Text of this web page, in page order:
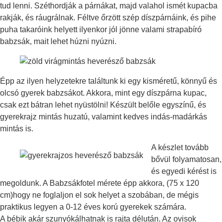
tud lenni. Széthordják a párnákat, majd valahol ismét kupacba
rakják, és ráugrálnak. Féltve őrzött szép díszpárnáink, és pihe
puha takaróink helyett ilyenkor jól jönne valami strapabíró
babzsák, mait lehet húzni nyúzni.
Épp az ilyen helyzetekre találtunk ki egy kisméretű, könnyű és
olcsó gyerek babzsákot. Akkora, mint egy díszpárna kupac,
csak ezt bátran lehet nyüstölni! Készült belőle egyszínű, és
gyerekrajz mintás huzatú, valamint kedves indás-madárkás
mintás is.
A készlet tovább
bővül folyamatosan,
és egyedi kérést is
megoldunk. A Babzsákfotel mérete épp akkora, (75 x 120
cm)hogy ne foglaljon el sok helyet a szobában, de mégis
praktikus legyen a 0-12 éves korú gyerekek számára.
A bébik akár szunyókálhatnak is rajta délután. Az ovisok